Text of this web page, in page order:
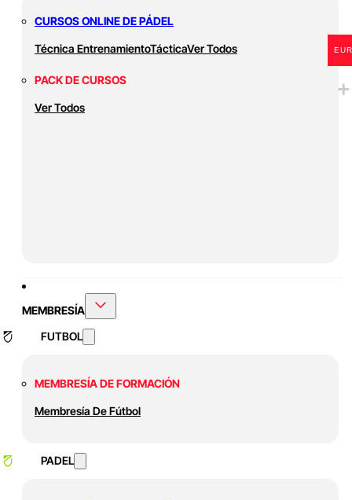
CURSOS ONLINE DE PÁDEL
Técnica EntrenamientoTácticaVer Todos
PACK DE CURSOS
Ver Todos
MEMBRESÍA
FUTBOL
MEMBRESÍA DE FORMACIÓN
Membresía De Fútbol
PADEL
EUR